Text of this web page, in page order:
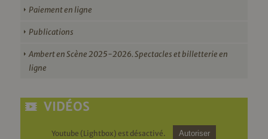
Paiement en ligne
Publications
Ambert en Scène 2025-2026. Spectacles et billetterie en
ligne
VIDÉOS
Youtube (Lightbox) est désactivé. Autoriser